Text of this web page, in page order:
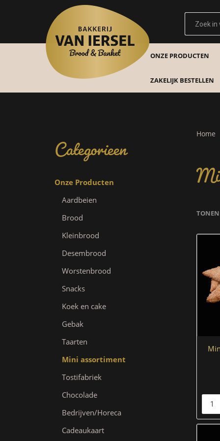
ONZE PRODUCTEN
ZAKELIJK BESTELLEN
Home
TONEN
Categorieen
Onze Producten
Aardbeien
Brood
Kleinbrood
Desembrood
Worstenbrood
Snacks
Koek en cake
Gebak
Taarten
Mini assortiment
Tostifabriek
Chocolade
Bedrijven/Horeca
Cadeaukaart